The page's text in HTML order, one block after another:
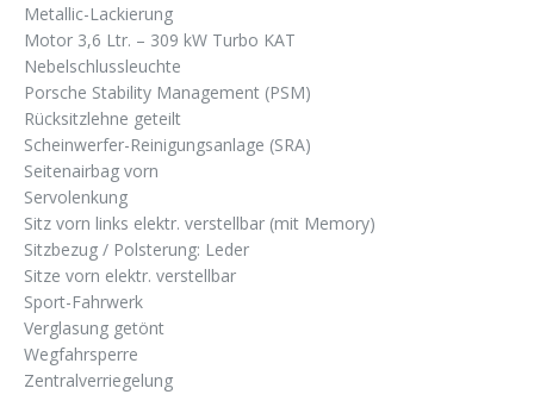
Metallic-Lackierung
Motor 3,6 Ltr. – 309 kW Turbo KAT
Nebelschlussleuchte
Porsche Stability Management (PSM)
Rücksitzlehne geteilt
Scheinwerfer-Reinigungsanlage (SRA)
Seitenairbag vorn
Servolenkung
Sitz vorn links elektr. verstellbar (mit Memory)
Sitzbezug / Polsterung: Leder
Sitze vorn elektr. verstellbar
Sport-Fahrwerk
Verglasung getönt
Wegfahrsperre
Zentralverriegelung